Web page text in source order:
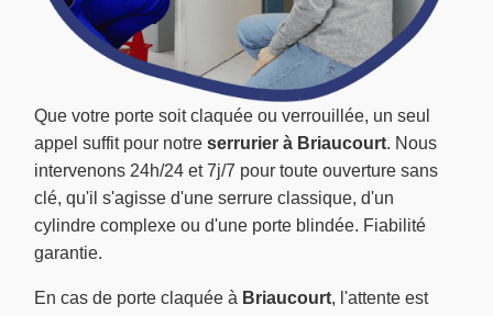
Que votre porte soit claquée ou verrouillée, un seul
appel suffit pour notre serrurier à Briaucourt. Nous
intervenons 24h/24 et 7j/7 pour toute ouverture sans
clé, qu'il s'agisse d'une serrure classique, d'un
cylindre complexe ou d'une porte blindée. Fiabilité
garantie.
En cas de porte claquée à Briaucourt, l'attente est